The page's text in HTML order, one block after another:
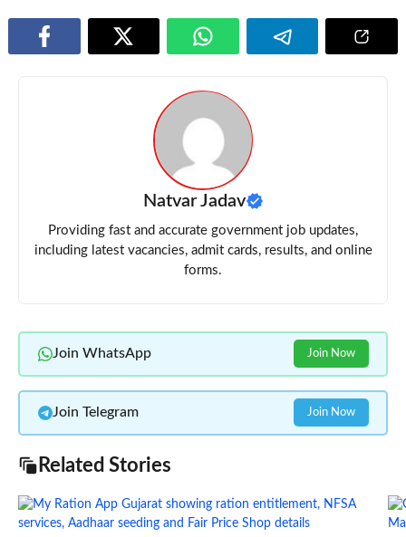
Natvar Jadav
Providing fast and accurate government job updates,
including latest vacancies, admit cards, results, and online
forms.
Join WhatsApp Join Now
Join Telegram Join Now
Related Stories